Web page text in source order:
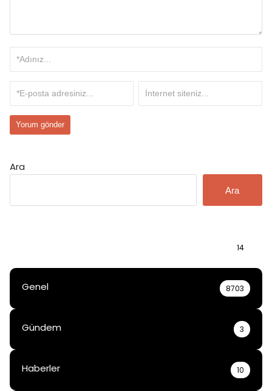
Ara
Ara
14
Genel 8703
Gündem 3
Haberler 10